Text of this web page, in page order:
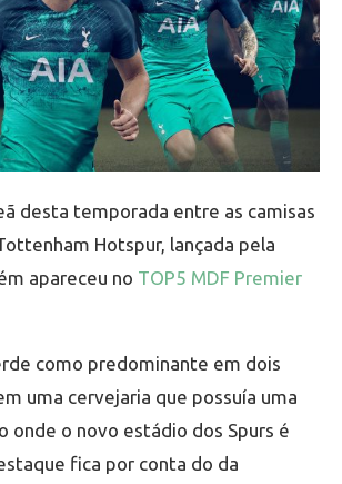
desta temporada entre as camisas
Hotspur, lançada pela
apareceu no TOP5 MDF Premier
como predominante em dois
uma cervejaria que possuía uma
onde o novo estádio dos Spurs é
fica por conta do da